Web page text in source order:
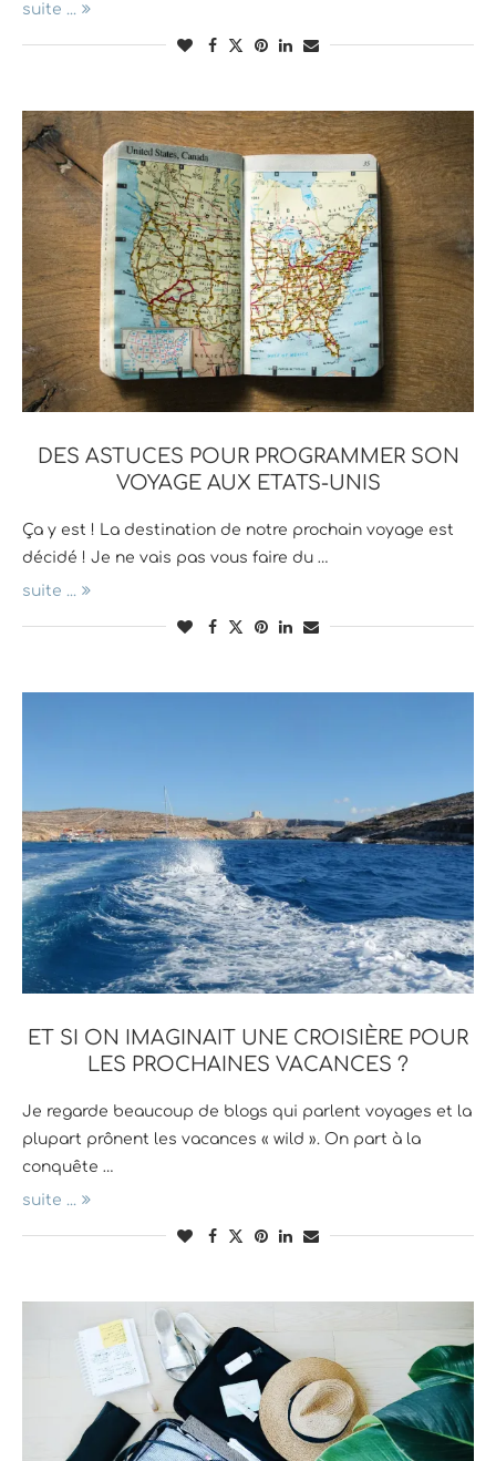
suite ...
DES ASTUCES POUR PROGRAMMER SON
VOYAGE AUX ETATS-UNIS
Ça y est ! La destination de notre prochain voyage est
décidé ! Je ne vais pas vous faire du …
suite ...
ET SI ON IMAGINAIT UNE CROISIÈRE POUR
LES PROCHAINES VACANCES ?
Je regarde beaucoup de blogs qui parlent voyages et la
plupart prônent les vacances « wild ». On part à la
conquête …
suite ...